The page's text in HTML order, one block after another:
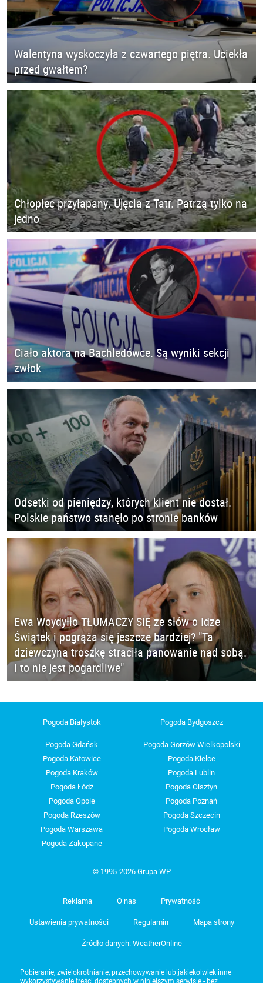
Walentyna wyskoczyła z czwartego piętra. Uciekła
przed gwałtem?
Chłopiec przyłapany. Ujęcia z Tatr. Patrzą tylko na
jedno
Ciało aktora na Bachledówce. Są wyniki sekcji
zwłok
Odsetki od pieniędzy, których klient nie dostał.
Polskie państwo stanęło po stronie banków
Ewa Woydyłło TŁUMACZY SIĘ ze słów o Idze
Świątek i pogrąża się jeszcze bardziej? "Ta
dziewczyna troszkę straciła panowanie nad sobą.
I to nie jest pogardliwe"
Pogoda Białystok Pogoda Bydgoszcz
Pogoda Gdańsk
Pogoda Gorzów Wielkopolski
Pogoda Katowice
Pogoda Kielce
Pogoda Kraków
Pogoda Lublin
Pogoda Łódź
Pogoda Olsztyn
Pogoda Opole
Pogoda Poznań
Pogoda Rzeszów
Pogoda Szczecin
Pogoda Warszawa
Pogoda Wrocław
Pogoda Zakopane
© 1995-2026 Grupa WP
Reklama O nas Prywatność
Ustawienia prywatności Regulamin Mapa strony
Źródło danych: WeatherOnline
Pobieranie, zwielokrotnianie, przechowywanie lub jakiekolwiek inne
wykorzystywanie treści dostępnych w niniejszym serwisie - bez